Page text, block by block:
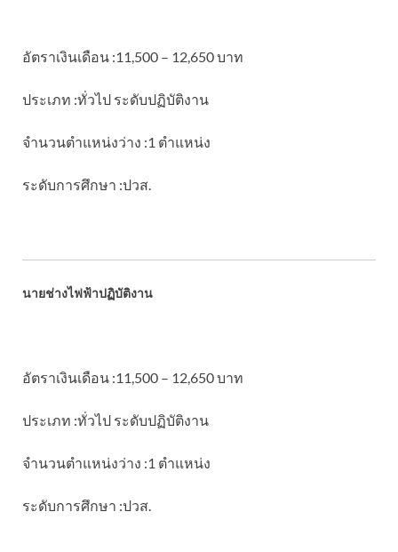
อัตราเงินเดือน :11,500 – 12,650 บาท
ประเภท :ทั่วไป ระดับปฏิบัติงาน
จำนวนตำแหน่งว่าง :1 ตำแหน่ง
ระดับการศึกษา :ปวส.
นายช่างไฟฟ้าปฏิบัติงาน
อัตราเงินเดือน :11,500 – 12,650 บาท
ประเภท :ทั่วไป ระดับปฏิบัติงาน
จำนวนตำแหน่งว่าง :1 ตำแหน่ง
ระดับการศึกษา :ปวส.